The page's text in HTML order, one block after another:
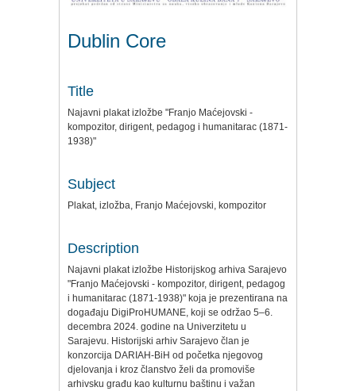
Dublin Core
Title
Najavni plakat izložbe "Franjo Maćejovski -
kompozitor, dirigent, pedagog i humanitarac (1871-
1938)"
Subject
Plakat, izložba, Franjo Maćejovski, kompozitor
Description
Najavni plakat izložbe Historijskog arhiva Sarajevo
"Franjo Maćejovski - kompozitor, dirigent, pedagog
i humanitarac (1871-1938)" koja je prezentirana na
događaju DigiProHUMANE, koji se održao 5–6.
decembra 2024. godine na Univerzitetu u
Sarajevu. Historijski arhiv Sarajevo član je
konzorcija DARIAH-BiH od početka njegovog
djelovanja i kroz članstvo želi da promoviše
arhivsku građu kao kulturnu baštinu i važan